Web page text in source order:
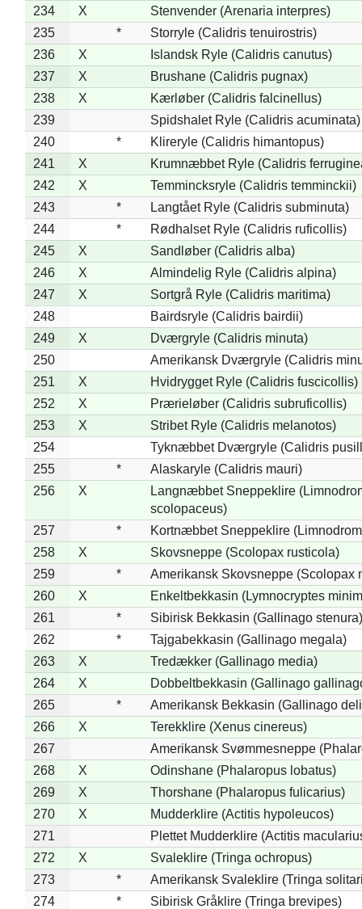
234 X
Stenvender (Arenaria interpres)
235
*
Storryle (Calidris tenuirostris)
236
X
Islandsk Ryle (Calidris canutus)
237
X
Brushane (Calidris pugnax)
238
X
Kærløber (Calidris falcinellus)
239
Spidshalet Ryle (Calidris acuminata)
240
*
Klireryle (Calidris himantopus)
241
X
Krumnæbbet Ryle (Calidris
242
X
Temmincksryle (Calidris temminckii)
243
*
Langtået Ryle (Calidris subminuta)
244
*
Rødhalset Ryle (Calidris ruficollis)
245
X
Sandløber (Calidris alba)
246
X
Almindelig Ryle (Calidris alpina)
247
X
Sortgrå Ryle (Calidris maritima)
248
Bairdsryle (Calidris bairdii)
249
X
Dværgryle (Calidris minuta)
250
Amerikansk Dværgryle (Calidris
251
X
Hvidrygget Ryle (Calidris fuscicollis)
252
X
Prærieløber (Calidris subruficollis)
253
X
Stribet Ryle (Calidris melanotos)
254
Tyknæbbet Dværgryle (Calidris
255
*
Alaskaryle (Calidris mauri)
256
X
Langnæbbet Sneppeklire
scolopaceus)
257
*
Kortnæbbet Sneppeklire
258
X
Skovsneppe (Scolopax rusticola)
259
*
Amerikansk Skovsneppe (Scolopax
260
X
Enkeltbekkasin (Lymnocryptes
261
*
Sibirisk Bekkasin (Gallinago stenura)
262
*
Tajgabekkasin (Gallinago megala)
263
X
Tredækker (Gallinago media)
264
X
Dobbeltbekkasin (Gallinago
265
*
Amerikansk Bekkasin (Gallinago
266
X
Terekklire (Xenus cinereus)
267
Amerikansk Svømmesneppe
268
X
Odinshane (Phalaropus lobatus)
269
X
Thorshane (Phalaropus fulicarius)
270
X
Mudderklire (Actitis hypoleucos)
271
Plettet Mudderklire (Actitis
272
X
Svaleklire (Tringa ochropus)
273
*
Amerikansk Svaleklire (Tringa
274
*
Sibirisk Gråklire (Tringa brevipes)